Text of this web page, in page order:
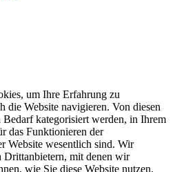
um Ihre Erfahrung zu
die Website navigieren. Von diesen
kategorisiert werden, in Ihrem
das Funktionieren der
Website wesentlich sind. Wir
Drittanbietern, mit denen wir
wie Sie diese Website nutzen.